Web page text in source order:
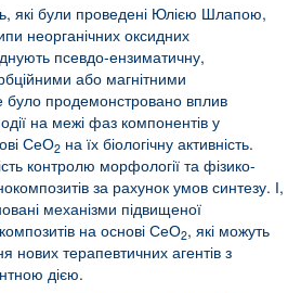
які були проведені Юлією Шлапою,
неорганічних оксидних
псевдо-ензиматичну,
або магнітними
продемонстровано вплив
на межі фаз компонентів у
СеО2 на їх біологічну активність.
контролю морфології та фізико-
за рахунок умов синтезу. І,
механізми підвищеної
на основі СеО2, які можуть
нових терапевтичних агентів з
дією.